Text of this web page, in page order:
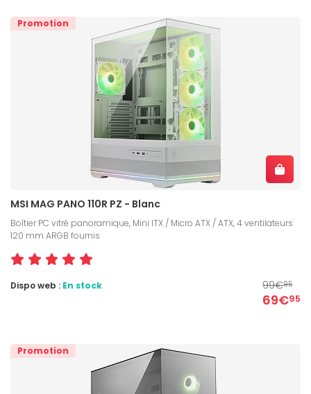
Promotion
MSI MAG PANO 110R PZ - Blanc
Boîtier PC vitré panoramique, Mini ITX / Micro ATX / ATX, 4 ventilateurs
120 mm ARGB fournis
99€95
69€95
Dispo web : En stock
Promotion